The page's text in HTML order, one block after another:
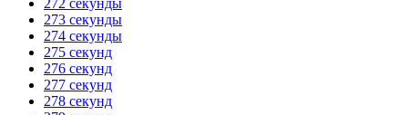
272 секунды
273 секунды
274 секунды
275 секунд
276 секунд
277 секунд
278 секунд